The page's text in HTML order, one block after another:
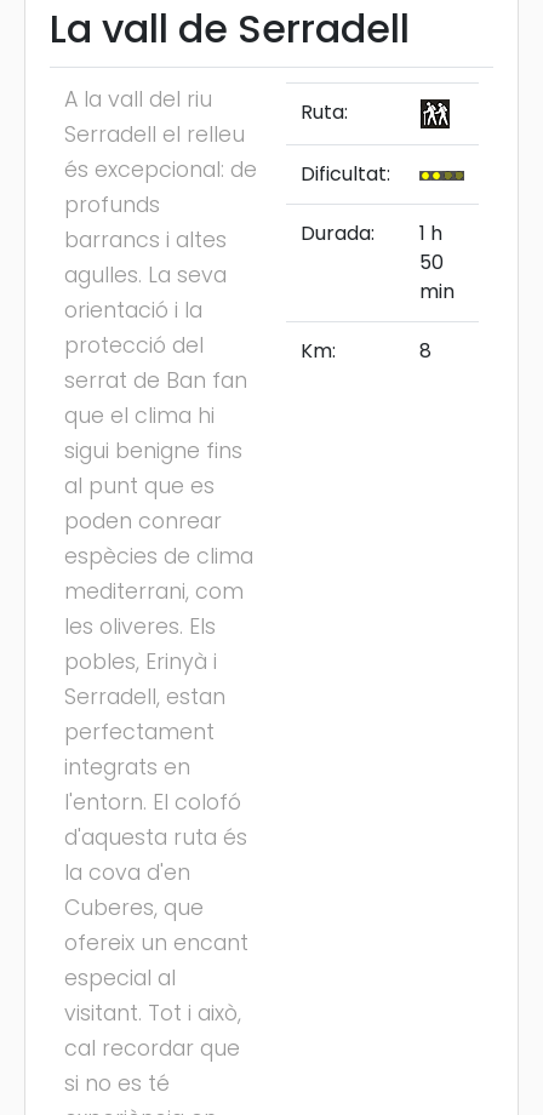
La vall de Serradell
A la vall del riu
Serradell el relleu
és excepcional: de
profunds
barrancs i altes
agulles. La seva
orientació i la
protecció del
serrat de Ban fan
que el clima hi
sigui benigne fins
al punt que es
poden conrear
espècies de clima
mediterrani, com
les oliveres. Els
pobles, Erinyà i
Serradell, estan
perfectament
integrats en
l'entorn. El colofó
d'aquesta ruta és
la cova d'en
Cuberes, que
ofereix un encant
especial al
visitant. Tot i això,
cal recordar que
si no es té
Ruta:
Dificultat:
Durada:
1 h
50
min
Km: 8